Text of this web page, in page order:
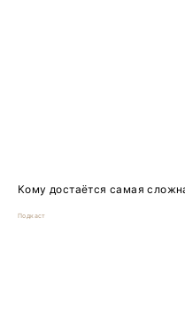
Кому достаётся самая
Подкаст